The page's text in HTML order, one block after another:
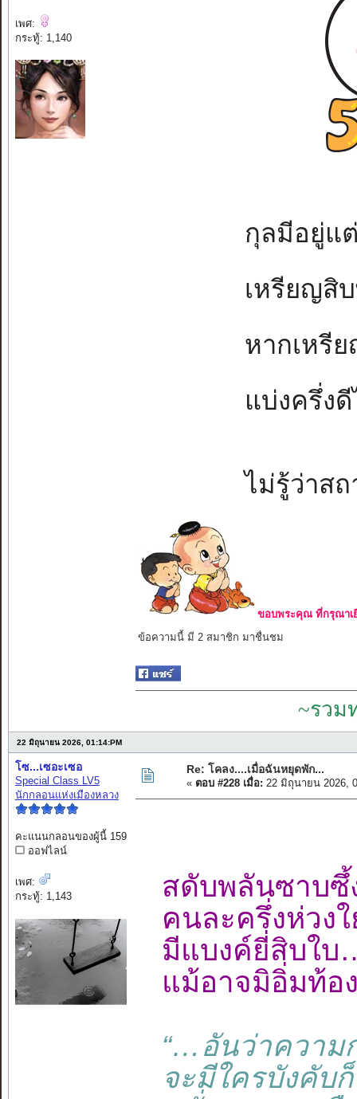
เพศ:
กระทู้: 1,140
กุลมีอยู่แ
เหรียญสิ
หากเหรี
แบ่งครึ่ง
ไม่รู้ว่าส
ขอบพระคุณ ที่กรุณาเ
ข้อความนี้ มี 2 สมาชิก มาชื่นชม
~รวม
22 มิถุนายน 2026, 01:14:PM
โซ...เซอะเซอ
Special Class LV5
นักกลอนแห่งเมืองหลวง
คะแนนกลอนของผู้นี้ 159
ออฟไลน์
เพศ:
กระทู้: 1,143
Re: โคลง....เมื่อฉันหยุดพัก...
« ตอบ #228 เมื่อ: 22 มิถุนายน 2026,
สดับพลันซาบ
คนละครึ่งห่ว
มีแบงค์ยี่สิบใ
แม้อาจมิอิ่มท้
“…อันว่าความ
จะมีใครบังคั